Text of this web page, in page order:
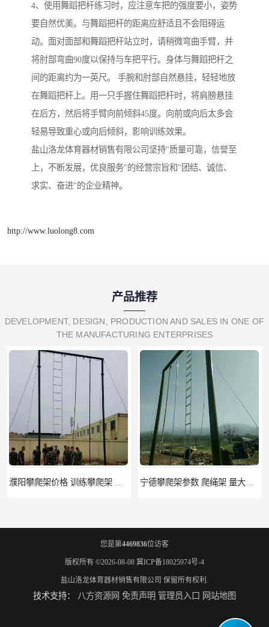
4、使用舞蹈把杆练习时，应注意车把的强度要小，姿势
要自然优美。与舞蹈把杆的距离应舒适且不会阻碍运
动。面对面部和舞蹈把杆站立时，请稍微弯曲手臂，并
将肘部弯曲90度以保持与车把平行。身体与舞蹈把杆之
间的距离约为一英尺。 手腕和肘部自然悬挂，轻轻地放
在舞蹈把杆上。用一只手握住舞蹈把杆时，将肩膀悬挂
在后方，然后将手臂向前倾斜45度。向前或向后太多会
轻易导致重心或向后倾斜，影响训练效果。
盐山洛龙体育器材销售有限公司坚持"质量可靠，信誉至
上，不断发展，优良服务"的经营宗旨和"团结、诚信、
求实、奋进"的企业精神。
http://www.luolong8.com
产品推荐
DEVELOPMENT, DESIGN, PRODUCTION AND SALES IN ONE OF
THE MANUFACTURING ENTERPRISES
您是第4469836位访客
版权所有 ©2026-08-08 冀ICP备18025974号-4
盐山洛龙体育器材销售有限公司 保留所有权利.
技术支持： 八方资源网 免责声明 管理员入口 网站地图